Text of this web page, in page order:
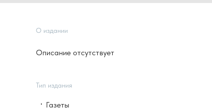
О издании
Описание отсутствует
Тип издания
Газеты